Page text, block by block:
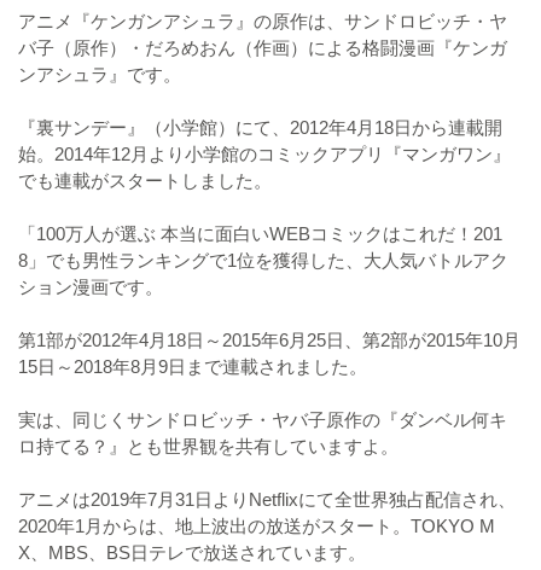
アニメ『ケンガンアシュラ』の原作は、サンドロビッチ・ヤ
バ子（原作）・だろめおん（作画）による格闘漫画『ケンガ
ンアシュラ』です。
『裏サンデー』（小学館）にて、2012年4月18日から連載開
始。2014年12月より小学館のコミックアプリ『マンガワン』
でも連載がスタートしました。
「100万人が選ぶ 本当に面白いWEBコミックはこれだ！201
8」でも男性ランキングで1位を獲得した、大人気バトルアク
ション漫画です。
第1部が2012年4月18日～2015年6月25日、第2部が2015年10月
15日～2018年8月9日まで連載されました。
実は、同じくサンドロビッチ・ヤバ子原作の『ダンベル何キ
ロ持てる？』とも世界観を共有していますよ。
アニメは2019年7月31日よりNetflixにて全世界独占配信され、
2020年1月からは、地上波出の放送がスタート。TOKYO M
X、MBS、BS日テレで放送されています。